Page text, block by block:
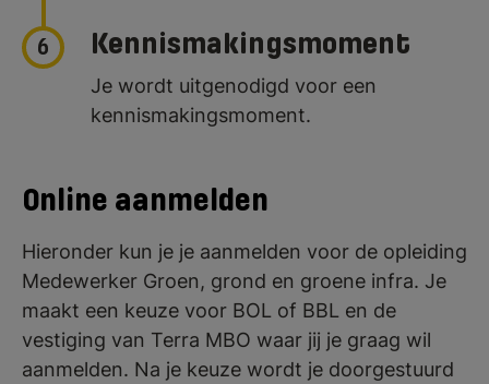
6 Kennismakingsmoment
Je wordt uitgenodigd voor een
kennismakingsmoment.
Online aanmelden
Hieronder kun je je aanmelden voor de opleiding
Medewerker Groen, grond en groene infra. Je
maakt een keuze voor BOL of BBL en de
vestiging van Terra MBO waar jij je graag wil
aanmelden. Na je keuze wordt je doorgestuurd